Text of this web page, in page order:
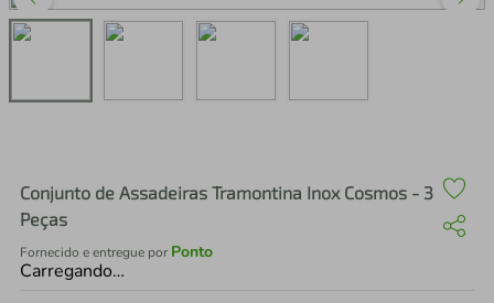
Conjunto de Assadeiras Tramontina Inox Cosmos - 3
Peças
Fornecido e entregue por Ponto
Carregando…
3º perfume